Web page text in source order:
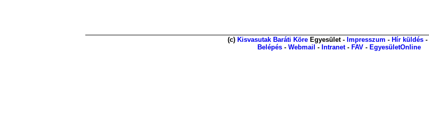
(c) Kisvasutak Baráti Köre Egyesület - Impresszum - Hír küldés -
Belépés - Webmail - Intranet- FAV - EgyesületOnline